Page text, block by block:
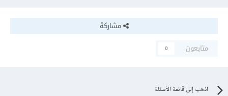
مشاركة
متابعون
0
اذهب إلى قائمة الأسئلة